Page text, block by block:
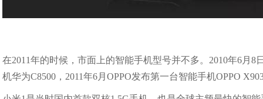
在2011年的时候，市面上的智能手机型号并不多。2010年6月
机华为C8500，2011年6月OPPO发布第一台智能手机OPPO